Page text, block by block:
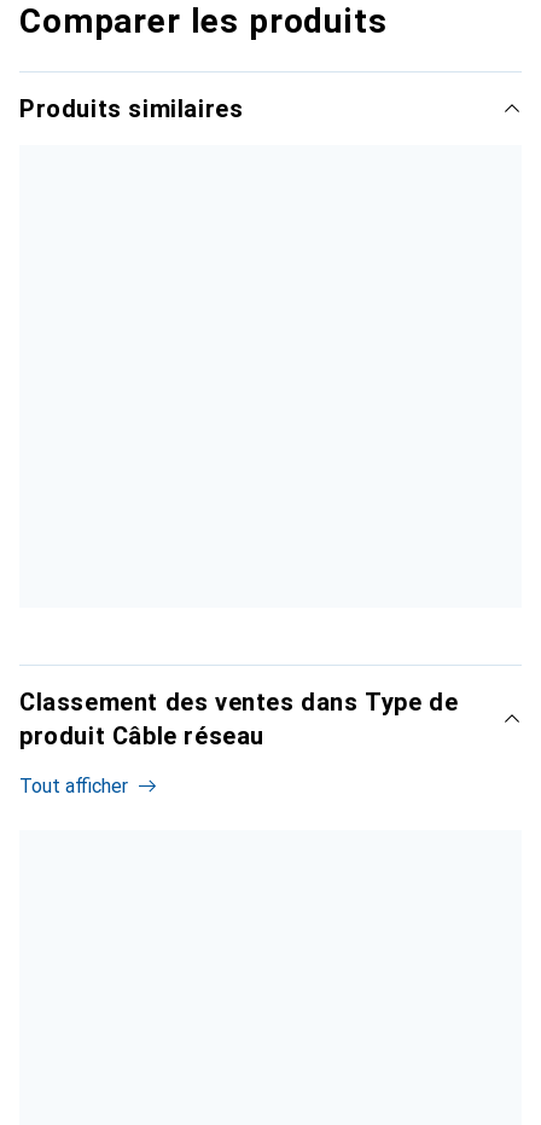
Comparer les produits
Produits similaires
Classement des ventes dans Type de
produit Câble réseau
Tout afficher